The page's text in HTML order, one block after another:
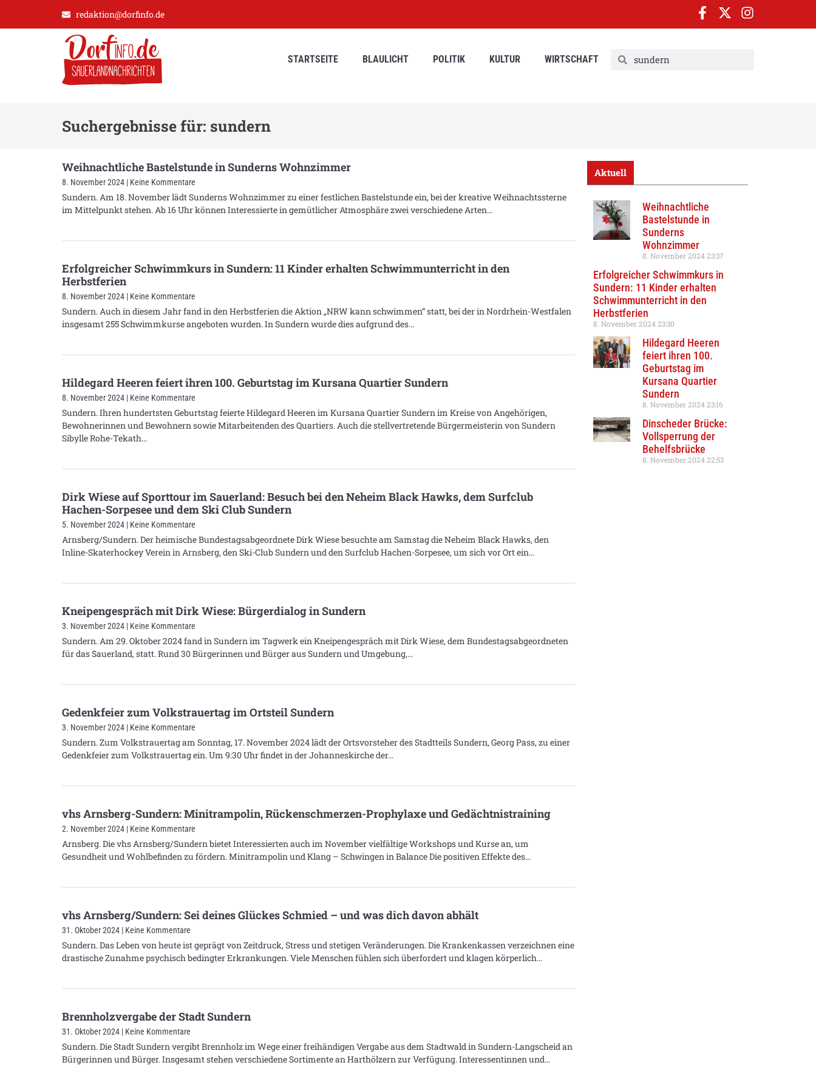
redaktion@dorfinfo.de
STARTSEITE BLAULICHT POLITIK KULTUR WIRTSCHAFT
Suchergebnisse für: sundern
Weihnachtliche Bastelstunde in Sunderns Wohnzimmer
8. November 2024 Keine Kommentare
Sundern. Am 18. November lädt Sunderns Wohnzimmer zu einer festlichen Bastelstunde ein, bei der kreative Weihnachtssterne
im Mittelpunkt stehen. Ab 16 Uhr können Interessierte in gemütlicher Atmosphäre zwei verschiedene Arten
Erfolgreicher Schwimmkurs in Sundern: 11 Kinder erhalten Schwimmunterricht in den
Herbstferien
8. November 2024 Keine Kommentare
Sundern. Auch in diesem Jahr fand in den Herbstferien die Aktion „NRW kann schwimmen“ statt, bei der in Nordrhein-Westfalen
insgesamt 255 Schwimmkurse angeboten wurden. In Sundern wurde dies aufgrund des
Hildegard Heeren feiert ihren 100. Geburtstag im Kursana Quartier Sundern
8. November 2024 Keine Kommentare
Sundern. Ihren hundertsten Geburtstag feierte Hildegard Heeren im Kursana Quartier Sundern im Kreise von Angehörigen,
Bewohnerinnen und Bewohnern sowie Mitarbeitenden des Quartiers. Auch die stellvertretende Bürgermeisterin von Sundern
Sibylle Rohe-Tekath
Dirk Wiese auf Sporttour im Sauerland: Besuch bei den Neheim Black Hawks, dem Surfclub
Hachen-Sorpesee und dem Ski Club Sundern
5. November 2024 Keine Kommentare
Arnsberg/Sundern. Der heimische Bundestagsabgeordnete Dirk Wiese besuchte am Samstag die Neheim Black Hawks, den
Inline-Skaterhockey Verein in Arnsberg, den Ski-Club Sundern und den Surfclub Hachen-Sorpesee, um sich vor Ort ein
Kneipengespräch mit Dirk Wiese: Bürgerdialog in Sundern
3. November 2024 Keine Kommentare
Sundern. Am 29. Oktober 2024 fand in Sundern im Tagwerk ein Kneipengespräch mit Dirk Wiese, dem Bundestagsabgeordneten
für das Sauerland, statt. Rund 30 Bürgerinnen und Bürger aus Sundern und Umgebung,
Gedenkfeier zum Volkstrauertag im Ortsteil Sundern
3. November 2024 Keine Kommentare
Sundern. Zum Volkstrauertag am Sonntag, 17. November 2024 lädt der Ortsvorsteher des Stadtteils Sundern, Georg Pass, zu einer
Gedenkfeier zum Volkstrauertag ein. Um 9:30 Uhr findet in der Johanneskirche der
vhs Arnsberg-Sundern: Minitrampolin, Rückenschmerzen-Prophylaxe und Gedächtnistraining
2. November 2024 Keine Kommentare
Arnsberg. Die vhs Arnsberg/Sundern bietet Interessierten auch im November vielfältige Workshops und Kurse an, um
Gesundheit und Wohlbefinden zu fördern. Minitrampolin und Klang – Schwingen in Balance Die positiven Effekte des
vhs Arnsberg/Sundern: Sei deines Glückes Schmied – und was dich davon abhält
31. Oktober 2024 Keine Kommentare
Sundern. Das Leben von heute ist geprägt von Zeitdruck, Stress und stetigen Veränderungen. Die Krankenkassen verzeichnen eine
drastische Zunahme psychisch bedingter Erkrankungen. Viele Menschen fühlen sich überfordert und klagen körperlich
Brennholzvergabe der Stadt Sundern
31. Oktober 2024 Keine Kommentare
Sundern. Die Stadt Sundern vergibt Brennholz im Wege einer freihändigen Vergabe aus dem Stadtwald in Sundern-Langscheid an
Bürgerinnen und Bürger. Insgesamt stehen verschiedene Sortimente an Harthölzern zur Verfügung. Interessentinnen und
Aktuell
Weihnachtliche
Bastelstunde in
Sunderns
Wohnzimmer
8. November 202423:37
Erfolgreicher Schwimmkurs in
Sundern: 11 Kinder erhalten
Schwimmunterricht in den
Herbstferien
8. November 202423:30
Hildegard Heeren
feiert ihren 100.
Geburtstag im
Kursana Quartier
Sundern
8. November 202423:16
Dinscheder Brücke:
Vollsperrung der
Behelfsbrücke
8. November 202422:53